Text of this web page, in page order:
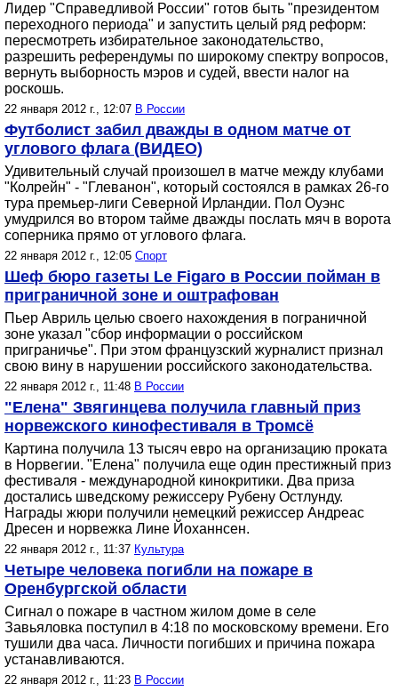
Лидер "Справедливой России" готов быть "президентом
переходного периода" и запустить целый ряд реформ:
пересмотреть избирательное законодательство,
разрешить референдумы по широкому спектру вопросов,
вернуть выборность мэров и судей, ввести налог на
роскошь.
22 января 2012 г., 12:07 В России
Футболист забил дважды в одном матче от
углового флага (ВИДЕО)
Удивительный случай произошел в матче между клубами
"Колрейн" - "Глеванон", который состоялся в рамках 26-го
тура премьер-лиги Северной Ирландии. Пол Оуэнс
умудрился во втором тайме дважды послать мяч в ворота
соперника прямо от углового флага.
22 января 2012 г., 12:05 Спорт
Шеф бюро газеты Le Figaro в России пойман в
приграничной зоне и оштрафован
Пьер Авриль целью своего нахождения в пограничной
зоне указал "сбор информации о российском
приграничье". При этом французский журналист признал
свою вину в нарушении российского законодательства.
22 января 2012 г., 11:48 В России
"Елена" Звягинцева получила главный приз
норвежского кинофестиваля в Тромсё
Картина получила 13 тысяч евро на организацию проката
в Норвегии. "Елена" получила еще один престижный приз
фестиваля - международной кинокритики. Два приза
достались шведскому режиссеру Рубену Остлунду.
Награды жюри получили немецкий режиссер Андреас
Дресен и норвежка Лине Йоханнсен.
22 января 2012 г., 11:37 Культура
Четыре человека погибли на пожаре в
Оренбургской области
Сигнал о пожаре в частном жилом доме в селе
Завьяловка поступил в 4:18 по московскому времени. Его
тушили два часа. Личности погибших и причина пожара
устанавливаются.
22 января 2012 г., 11:23 В России